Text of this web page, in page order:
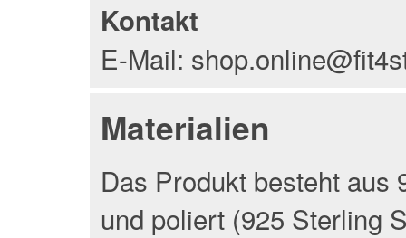
Kontakt
E-Mail:
Materialien
Das Produkt besteht aus
und poliert (925 Sterling